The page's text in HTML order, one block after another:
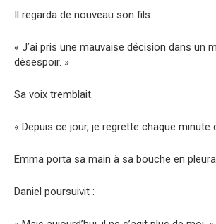
Il regarda de nouveau son fils.
« J’ai pris une mauvaise décision dans un
désespoir. »
Sa voix tremblait.
« Depuis ce jour, je regrette chaque minute
Emma porta sa main à sa bouche en
Daniel poursuivit :